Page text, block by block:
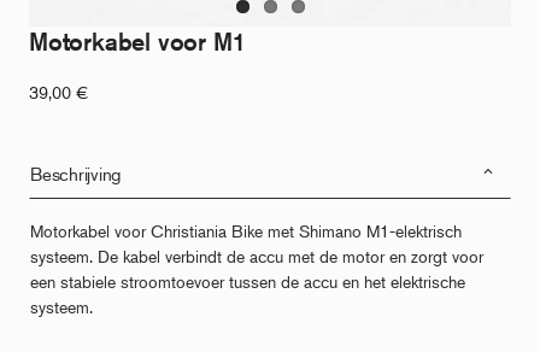
Motorkabel voor M1
39,00 €
Beschrijving
Motorkabel voor Christiania Bike met Shimano M1-elektrisch
systeem. De kabel verbindt de accu met de motor en zorgt voor
een stabiele stroomtoevoer tussen de accu en het elektrische
systeem.